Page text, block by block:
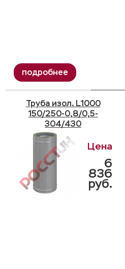
Труба изол. L1000
150/250-0,8/0,5-
304/430
6
836
руб.